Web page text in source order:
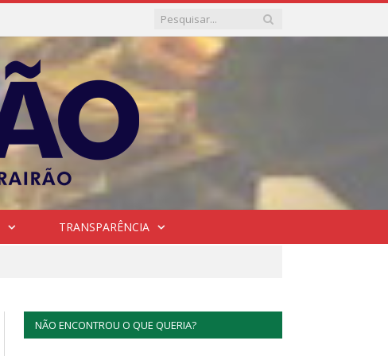
TRANSPARÊNCIA
NÃO ENCONTROU O QUE QUERIA?